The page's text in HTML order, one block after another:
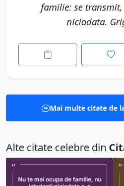
familie: se
niciodata.
Mai multe citate de
Alte citate celebre din